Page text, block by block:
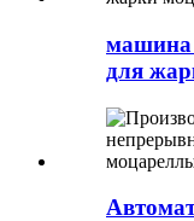
машина
для